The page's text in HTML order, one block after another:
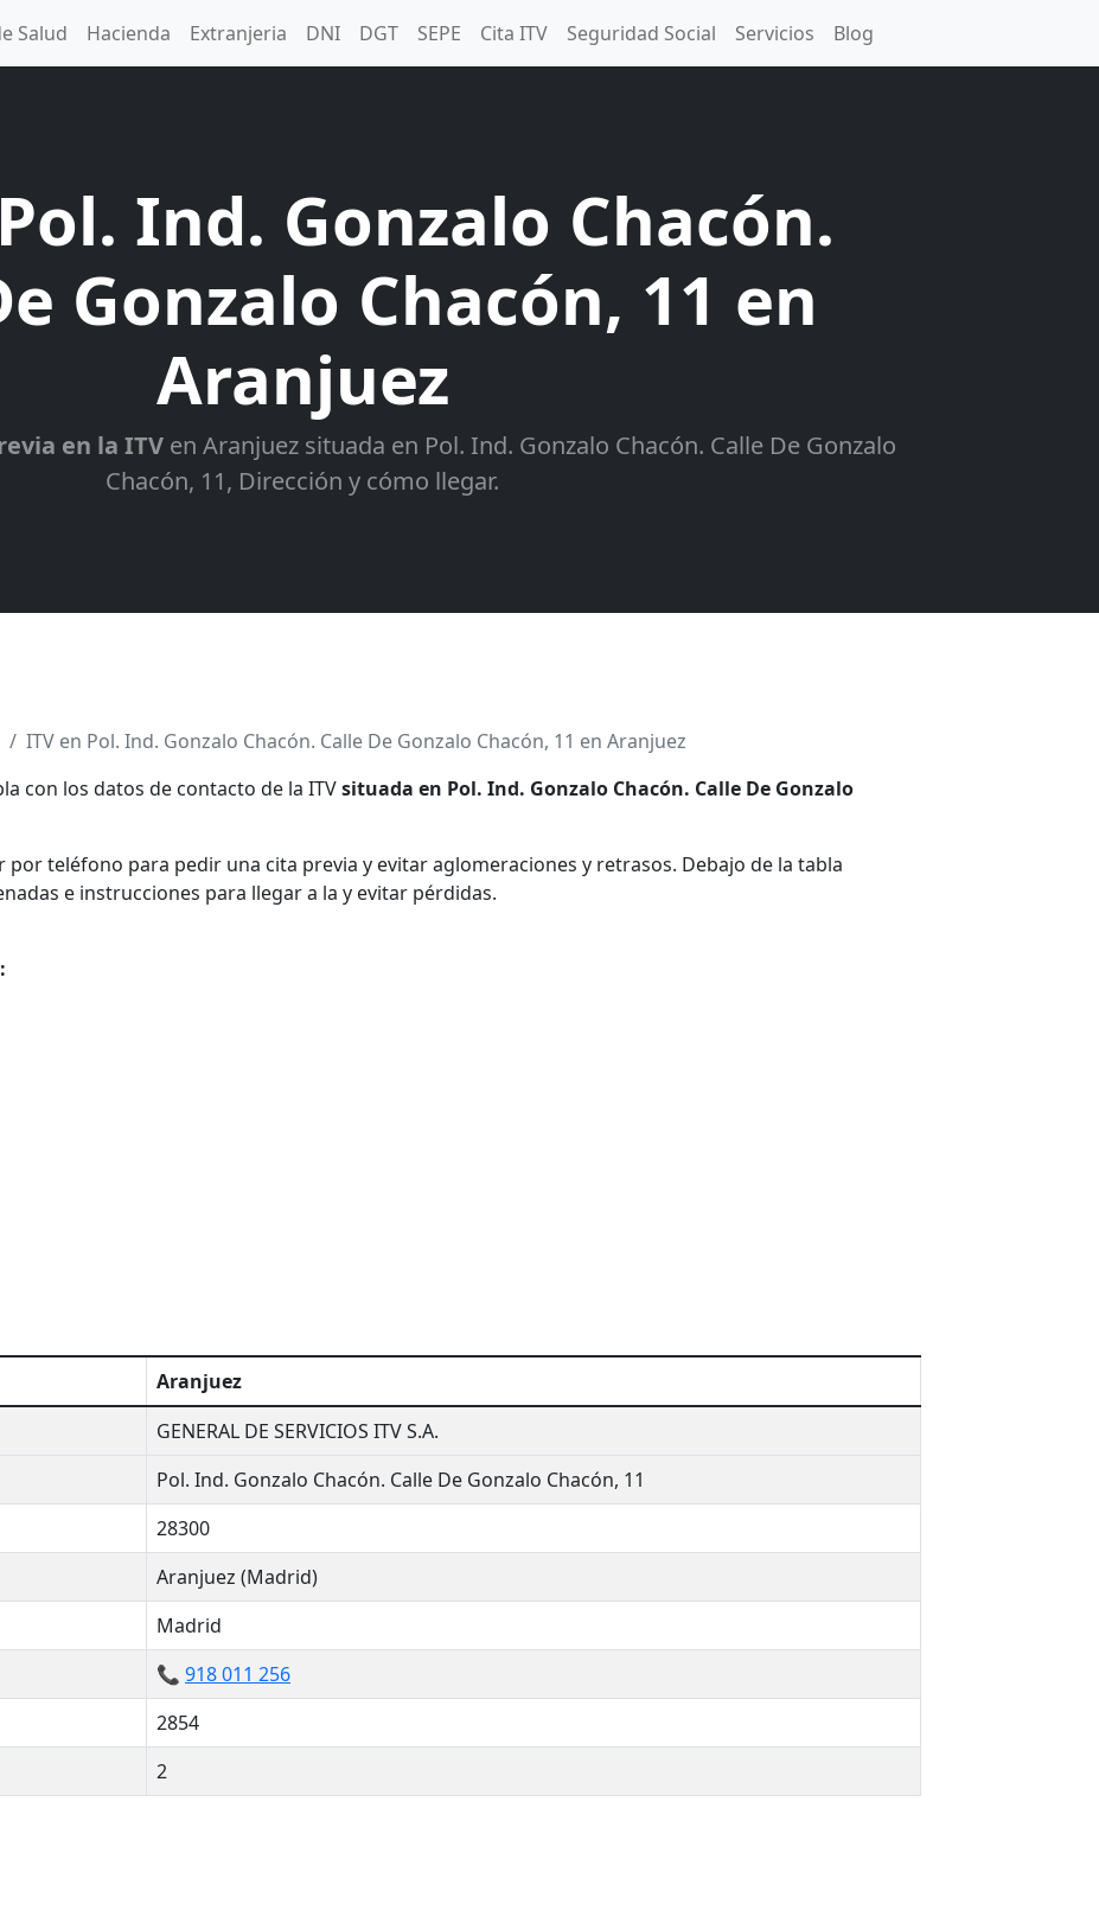
Salud Hacienda Extranjeria DNI DGT SEPE Cita ITV Seguridad Social Servicios Blog
Ind. Gonzalo Chacón.
Gonzalo Chacón, 11 en
Aranjuez
en la ITV en Aranjuez situada en Pol. Ind. Gonzalo Chacón. Calle De Gonzalo
Chacón, 11, Dirección y cómo llegar.
ITV en Pol. Ind. Gonzalo Chacón. Calle De Gonzalo Chacón, 11 en Aranjuez
con los datos de contacto de la ITVsituada en Pol. Ind. Gonzalo Chacón. Calle De Gonzalo
por teléfono para pedir una cita previa y evitar aglomeraciones y retrasos. Debajo de la tabla
e instrucciones para llegar a la y evitar pérdidas.
Aranjuez
GENERAL DE SERVICIOS ITV S.A.
Pol. Ind. Gonzalo Chacón. Calle De Gonzalo Chacón, 11
28300
Aranjuez (Madrid)
Madrid
📞 918 011 256
2854
2